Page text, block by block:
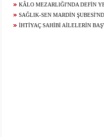
GELECEĞİ İÇİN ÇALIŞIYOR...
KÂLO MEZARLIĞI'NDA DEFİN
SAĞLIK-SEN MARDİN
KURUL HEYECANI YAŞANIYOR!
İHTİYAÇ SAHİBİ AİLELERİN